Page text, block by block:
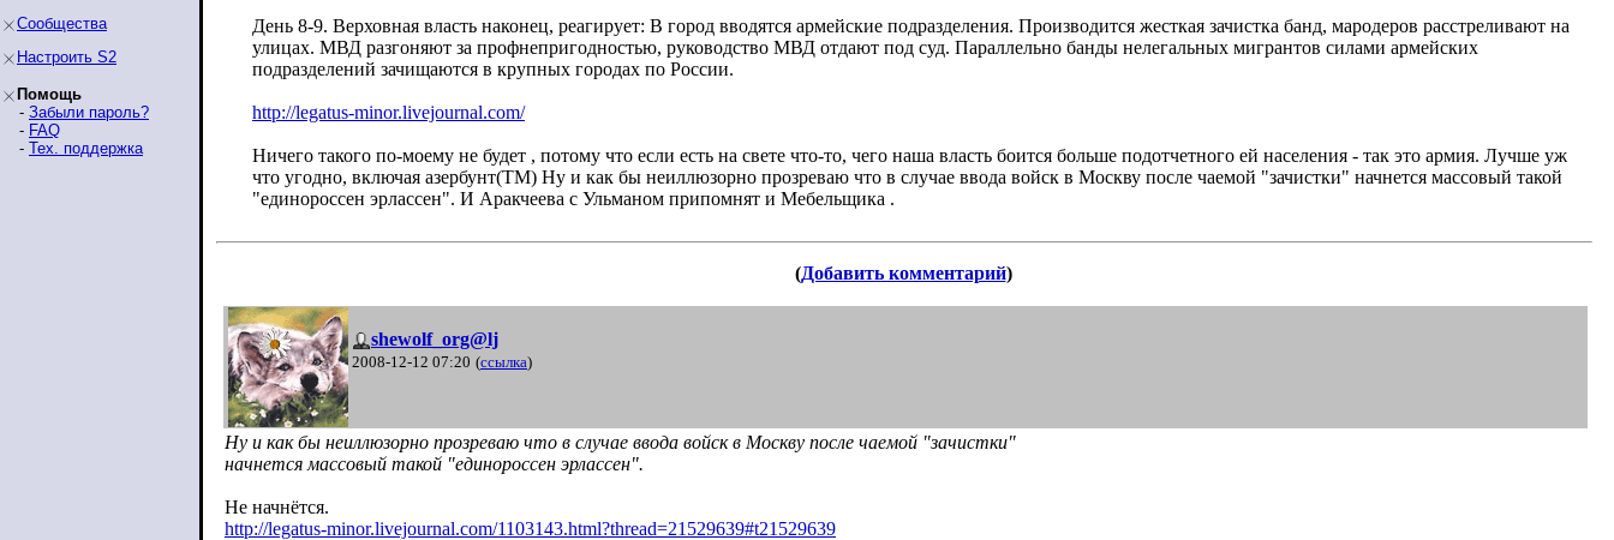
Сообщества
Настроить S2
Помощь
- Забыли пароль?
- FAQ
- Тех. поддержка
День 8-9. Верховная власть наконец, реагирует: В город вводятся армейские подразделения. Производится жесткая зачистка банд, мародеров расстреливают на
улицах. МВД разгоняют за профнепригодностью, руководство МВД отдают под суд. Параллельно банды нелегальных мигрантов силами армейских
подразделений зачищаются в крупных городах по России.
http://legatus-minor.livejournal.com/
Ничего такого по-моему не будет , потому что если есть на свете что-то, чего наша власть боится больше подотчетного ей населения - так это армия. Лучше уж
что угодно, включая азербунт(ТМ) Ну и как бы неиллюзорно прозреваю что в случае ввода войск в Москву после чаемой "зачистки" начнется массовый такой
"единороссен эрлассен". И Аракчеева с Ульманом припомнят и Мебельщика .
(Добавить комментарий)
shewolf_org@lj
2008-12-12 07:20 (ссылка)
Ну и как бы неиллюзорно прозреваю что в случае ввода войск в Москву после чаемой "зачистки"
начнется массовый такой "единороссен эрлассен".
Не начнётся.
http://legatus-minor.livejournal.com/1103143.html?thread=21529639#t21529639